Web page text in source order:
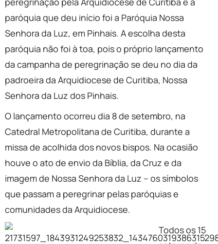
paróquia que deu início foi a Paróquia Nossa
Senhora da Luz, em Pinhais. A escolha desta
paróquia não foi à toa, pois o próprio lançamento
da campanha de peregrinação se deu no dia da
padroeira da Arquidiocese de Curitiba, Nossa
Senhora da Luz dos Pinhais.
O lançamento ocorreu dia 8 de setembro, na
Catedral Metropolitana de Curitiba, durante a
missa de acolhida dos novos bispos. Na ocasião
houve o ato de envio da Bíblia, da Cruz e da
imagem de Nossa Senhora da Luz – os símbolos
que passam a peregrinar pelas paróquias e
comunidades da Arquidiocese.
Todos os 15